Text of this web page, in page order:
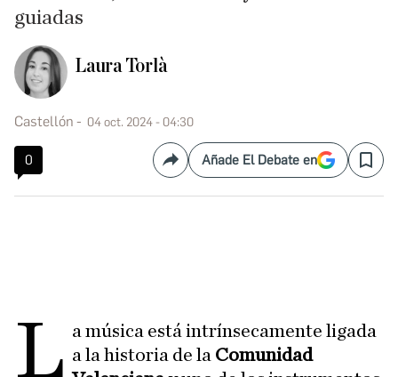
guiadas
Laura Torlà
Castellón 04 oct. 2024 - 04:30
0 CompartirAñade El Debate en Save
L a música está intrínsecamente ligada
a la historia de la Comunidad